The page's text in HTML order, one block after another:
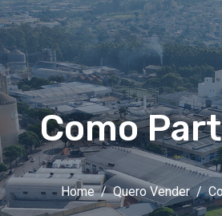
Como
Home Quero Vender